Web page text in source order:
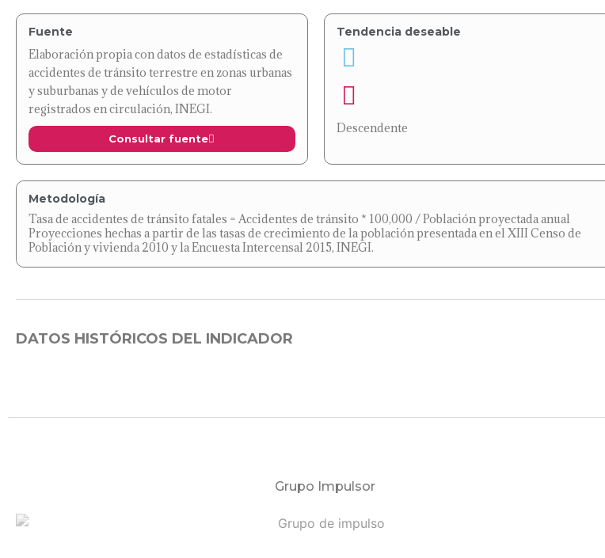
Fuente
Elaboración propia con datos de estadísticas de
accidentes de tránsito terrestre en zonas urbanas
y suburbanas y de vehículos de motor
registrados en circulación, INEGI.
Consultar fuente
Tendencia deseable
Descendente
Metodología
Tasa de accidentes de tránsito fatales = Accidentes de tránsito * 100,000 / Población proyectada anual
Proyecciones hechas a partir de las tasas de crecimiento de la población presentada en el XIII Censo de
Población y vivienda 2010 y la Encuesta Intercensal 2015, INEGI.
DATOS HISTÓRICOS DEL INDICADOR
Grupo Impulsor